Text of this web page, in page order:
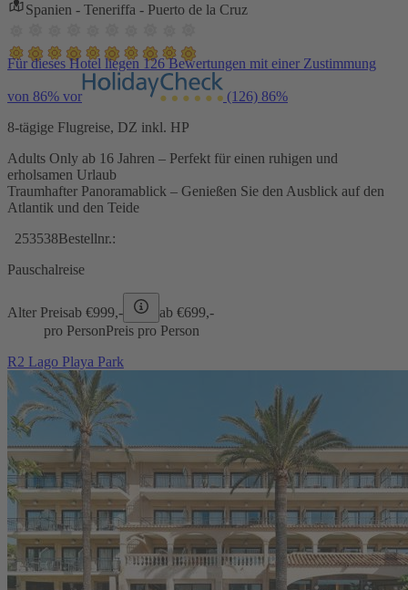
Spanien - Teneriffa - Puerto de la Cruz
Für dieses Hotel liegen 126 Bewertungen mit einer Zustimmung
von 86% vor (126) 86%
8-tägige Flugreise, DZ inkl. HP
Adults Only ab 16 Jahren – Perfekt für einen ruhigen und
erholsamen Urlaub
Traumhafter Panoramablick – Genießen Sie den Ausblick auf den
Atlantik und den Teide
253538Bestellnr.:
Pauschalreise
Alter Preisab €999,- ab €699,-
pro PersonPreis pro Person
R2 Lago Playa Park